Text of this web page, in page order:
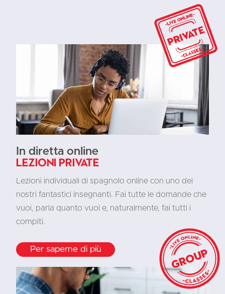
In diretta online
Lezioni private
Lezioni individuali di spagnolo online con uno dei
nostri fantastici insegnanti. Fai tutte le domande che
vuoi, parla quanto vuoi e, naturalmente, fai tutti i
compiti.
Per saperne di più